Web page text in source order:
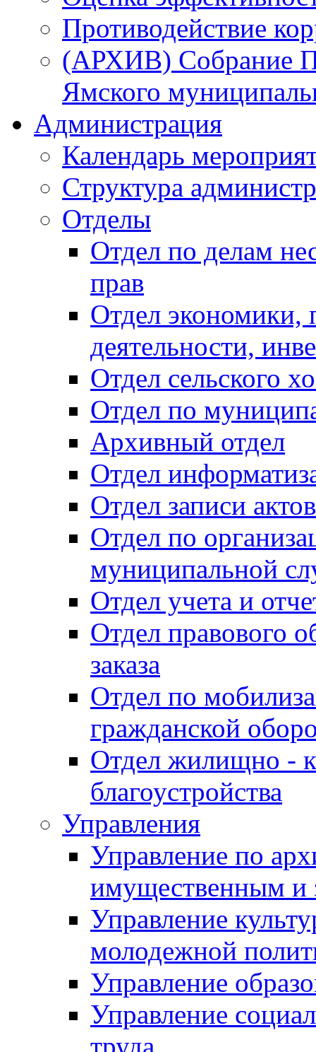
Противодействие
(АРХИВ) Собрание
Ямского
Администрация
Календарь
Структура
Отделы
Отдел по делам
прав
Отдел экономики,
деятельности,
Отдел сельского
Отдел по
Архивный отдел
Отдел
Отдел записи
Отдел по
муниципальной
Отдел учета и
Отдел правового
заказа
Отдел по
гражданской
Отдел жилищно -
благоустройства
Управления
Управление по
имущественным и
Управление
молодежной
Управление
Управление